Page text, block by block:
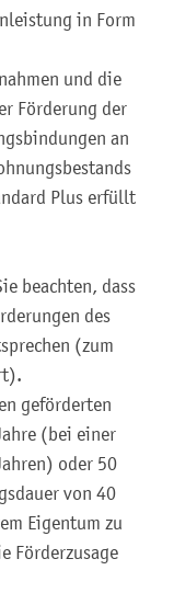
in Form
und die
Förderung der
an
Plus erfüllt
beachten, dass
des
(zum
geförderten
(bei einer
oder 50
von 40
Eigentum zu
Förderzusage